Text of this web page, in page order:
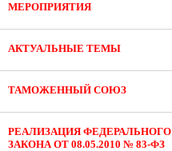
МЕРОПРИЯТИЯ
АКТУАЛЬНЫЕ ТЕМЫ
ТАМОЖЕННЫЙ СОЮЗ
РЕАЛИЗАЦИЯ ФЕДЕРАЛЬНОГО
ЗАКОНА ОТ 08.05.2010 № 83-ФЗ